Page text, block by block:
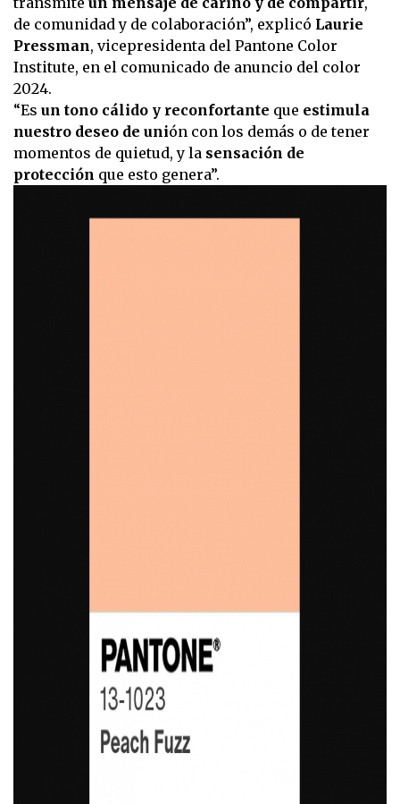
de comunidad y de colaboración”, explicó Laurie
Pressman, vicepresidenta del Pantone Color
Institute, en el comunicado de anuncio del color
2024.
“Es un tono cálido y reconfortante que estimula
nuestro deseo de unión con los demás o de tener
momentos de quietud, y la sensación de
protección que esto genera”.